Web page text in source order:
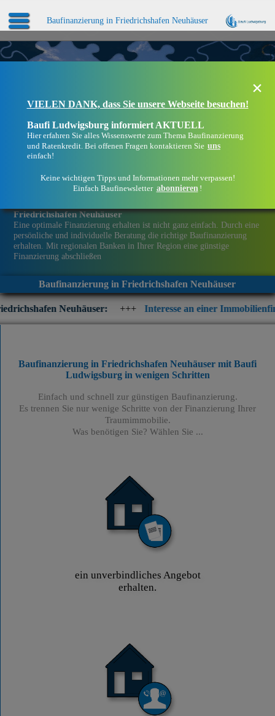
Baufinanzierung in Friedrichshafen Neuhäuser
Friedrichshafen Neuhäuser
Eine optimale Finanzierung erhalten ist nicht ganz einfach. Durch eine
persönliche und individuelle Beratung die richtige Baufinanzierung
erhalten. Mit regionalen Banken in Ihrer Region eine günstige
Finanzierung abschließen
Baufinanzierung in Friedrichshafen Neuhäuser
+++ Interesse an einer Immobilienfinanzierung?
×
VIELEN DANK, dass Sie unsere Webseite besuchen!
Baufi Ludwigsburg informiert AKTUELL
Hier erfahren Sie alles Wissenswerte zum Thema Baufinanzierung
und Ratenkredit. Bei offenen Fragen kontaktieren Sie uns
einfach!
Keine wichtigen Tipps und Informationen mehr verpassen!
Einfach Baufinewsletter abonnieren !
Baufinanzierung in Friedrichshafen Neuhäuser mit Baufi
Ludwigsburgin wenigen Schritten
Einfach und schnell zur günstigen Baufinanzierung.
Es trennen Sie nur wenige Schritte von der Finanzierung Ihrer
Traumimmobilie.
Was benötigen Sie? Wählen Sie ...
ein unverbindliches Angebot
erhalten.